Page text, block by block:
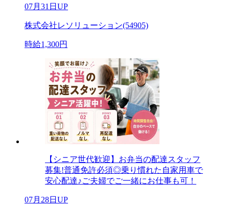
07月31日UP
株式会社レソリューション(54905)
時給1,300円
【シニア世代歓迎】お弁当の配達スタッフ
募集!普通免許必須◎乗り慣れた自家用車で
安心配達♪ご夫婦でご一緒にお仕事も可！
07月28日UP